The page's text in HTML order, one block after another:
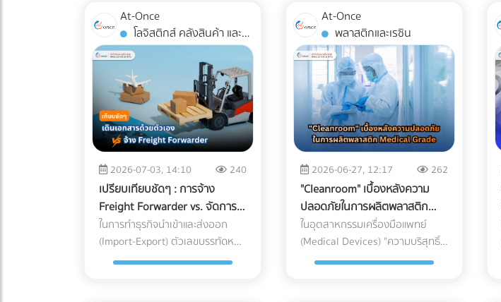
กำลังจับตามอง คำถามคือ... การ
ลงทุนระบบนี้ "คุ้มทุน" จริงหรือไม่?
บทความนี้จะพาคุณไปเจาะลึกทุกมิติ
ครับ "ต้นทุนแฝง" เมื่อเครื่องจักร
สะดุด ที่บิลค่าไฟไม่ได้บอกคุณ ก่อน
จะตอบว่าแบตเตอรี่คุ้มไหม เราต้อง
ประเมิน "ความสูญเสีย" ที่แท้จริง
เวลาโรงงานไฟดับกันก่อนครับ ซึ่ง
มักจะประกอบไปด้วย 3 ประเด็นที่
รบกวนใจผู้บริหารหลายคน: วัตถุดิบ
ที่ต้องเททิ้ง (Wasted Raw
Materials): สำหรับโรงงาน
พลาสติก อาหาร หรือเคมีภัณฑ์
หากความร้อนตกหรือสายพานหยุด
กะทันหัน วัตถุดิบที่ค้างอยู่ใน
เครื่องจักรจะเสียหายและกลายเป็น
พวกเขาได้ทันที! ทำไมธุรกิจ B2B ถึง
ควรใช้ Web-AR ในสื่อสิ่งพิมพ์? ย่อ
ของใหญ่ ให้มาอยู่บนโต๊ะประชุม: คุณ
ไม่สามารถพกเครื่องจักรหนัก 2 ตัน
ไปเสนอขายลูกค้าได้ แต่ Web-AR
ช่วยให้ลูกค้าซูมดูรายละเอียด รวม
ถึงกลไกภายใน และหมุนดูสินค้าได้
360 องศาผ่านมือถือหรือ Tablet
เปลี่ยนสิ่งพิมพ์ให้วัดผลได้
(Measurable ROI): โบรชัวร์ปกติเรา
ไม่รู้เลยว่าลูกค้าอ่านหน้าไหน แต่
Web-AR สามารถเก็บ Data ได้ว่า
ลูกค้าสแกน QR Code จากพื้นที่ไหน
สแกนกี่ครั้ง และใช้เวลาดูโมเดล 3D
นานเท่าไร สร้าง Wow Experience
ทันที: ผู้บริหาร B2B มีเวลาจำกัด
checking) การแต่งบัญชี หรือหลบ
เลี่ยงภาษีด้วยวิธีเดิมๆ กลายเป็น
ความเสี่ยงระดับวิกฤตที่อาจทำให้
บริษัทโดนภาษีย้อนหลังจนล้มละลาย
ได้ หากธุรกิจของคุณยังมี
พฤติกรรมทางการเงินแบบนี้อยู่ นี่
คือ 5 สัญญาณอันตรายที่ AI ของ
สรรพากรจะจัดว่าบริษัทคุณเป็น
ข้อมูล e-Tax ไม่ตรงกับ Statement
ธนาคาร AI สามารถดึงข้อมูลความ
เคลื่อนไหวของบัญชีธนาคาร (ที่เข้า
เกณฑ์รายงาน) มาจับคู่กับรายได้ที่
คุณสำแดงผ่านระบบ e-Tax Invoice
และ e-Withholding Tax หากมีเงิน
ต่อต้นทุนของธุรกิจ B2B โดยตรง
โดยเฉพาะกฎหมาย EPR (Extended
Producer Responsibility) ที่บีบให้
เจ้าของแบรนด์ต้องรับผิดชอบต่อ
ซากบรรจุภัณฑ์ของตนเอง หาก
โรงงานของคุณผลิตบรรจุภัณฑ์ที่
รีไซเคิลยาก หรือปล่อยคาร์บอนสูง
ลูกค้ารายใหญ่ระดับโลกจะตัดคุณ
เหตุผลว่าทำไมการเปลี่ยนมาใช้วัสดุ
รักษ์โลกจึงเป็นทางรอดเดียว ทำไม
ต้องเป็นกระดาษ FSC และ หมึกถั่ว
เหลือง (Soy Ink)? เมื่อพูดถึงการ
พิมพ์บรรจุภัณฑ์ องค์ประกอบหลักที่
ถูกเพ่งเล็งคือ "กระดาษ" และ "หมึก
At-Once
การจัดส่ง
2026-07-03, 14:10 240
เปรียบเทียบชัดๆ : การจ้าง
Freight Forwarder vs. จัดการ
เอกสาร "พิกัดศุลกากรและเอกสาร
นำเข้า-ส่งออก" ด้วยตัวเอง
ในการทำธุรกิจนำเข้าและส่งออก
(Import-Export) ตัวเลขบรรทัดหนึ่ง
ที่ฝ่ายจัดซื้อและเจ้าของกิจการมักจะ
At-Once
พลาสติกและเรซิน
2026-06-27, 12:17 262
"Cleanroom" เบื้องหลังความ
ปลอดภัยในการผลิตพลาสติก
Medical Grade
ในอุตสาหกรรมเครื่องมือแพทย์
(Medical Devices) "ความบริสุทธิ์"
ไม่ใช่แค่ตัวเลือก แต่คือความเป็น